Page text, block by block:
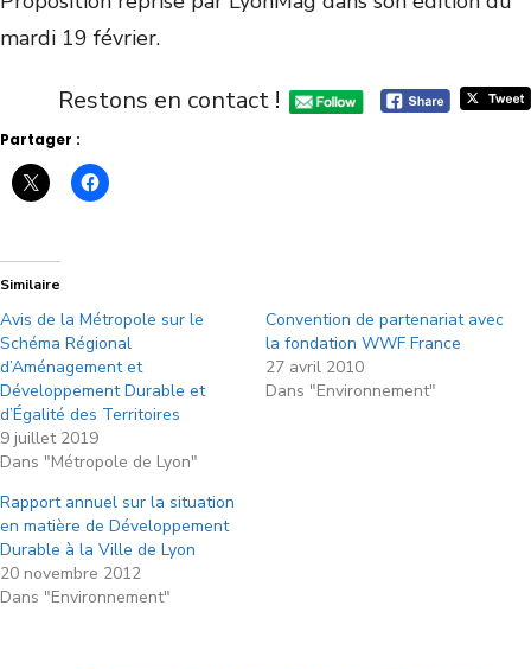
mardi 19 février.
Restons en contact !
Partager :
Similaire
Avis de la Métropole sur le
Schéma Régional
d’Aménagement et
Développement Durable et
d’Égalité des Territoires
9 juillet 2019
Dans "Métropole de Lyon"
Convention de partenariat avec
la fondation WWF France
27 avril 2010
Dans "Environnement"
Rapport annuel sur la situation
en matière de Développement
Durable à la Ville de Lyon
20 novembre 2012
Dans "Environnement"